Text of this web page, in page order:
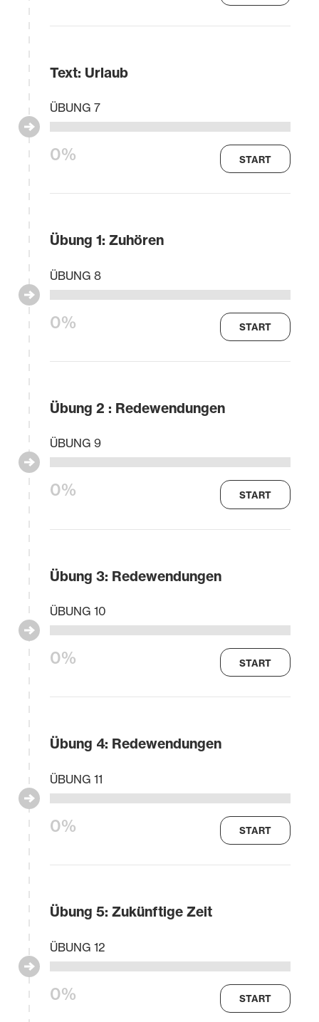
Text: Urlaub
0%
ÜBUNG 7
START
Übung 1: Zuhören
0%
ÜBUNG 8
START
Übung 2 : Redewendungen
0%
ÜBUNG 9
START
Übung 3: Redewendungen
0%
ÜBUNG 10
START
Übung 4: Redewendungen
0%
ÜBUNG 11
START
Übung 5: Zukünftige Zeit
0%
ÜBUNG 12
START